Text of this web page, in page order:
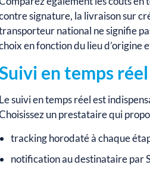
signature, la livraison sur
national ne signifie
en fonction du lieu d’origine
en temps
Le suivi en temps réel est
un prestataire qui
tracking horodaté à chaque
notification au destinataire par